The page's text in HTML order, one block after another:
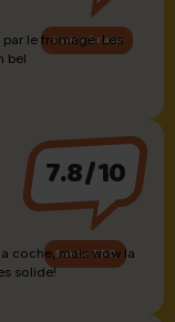
Sauce brune
le fromage. Les
bel
7.8/10
Sauce BBQ
coche, mais wow la
solide!